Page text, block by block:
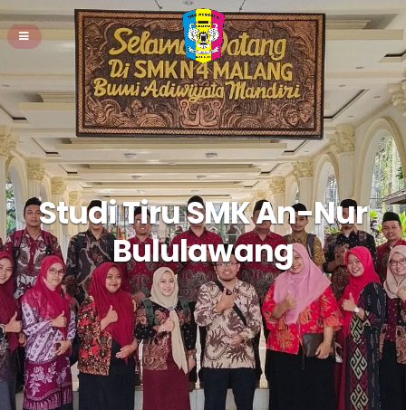
Studi Tiru SMK An-Nur
Bululawang